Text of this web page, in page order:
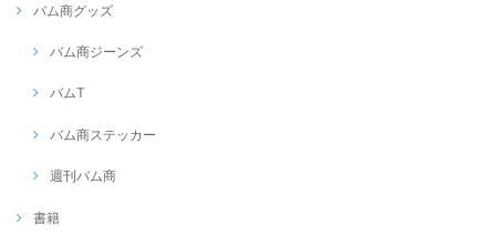
バム商グッズ
バム商ジーンズ
バムT
バム商ステッカー
週刊バム商
書籍